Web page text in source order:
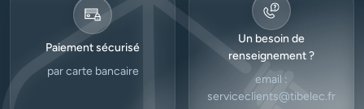
Paiement sécurisé
par carte bancaire
Un besoin de
renseignement ?
email :
serviceclients@tibelec.fr